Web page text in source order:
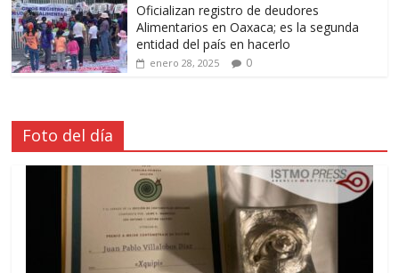
Oficializan registro de deudores
Alimentarios en Oaxaca; es la segunda
entidad del país en hacerlo
enero 28, 2025 0
Foto del día